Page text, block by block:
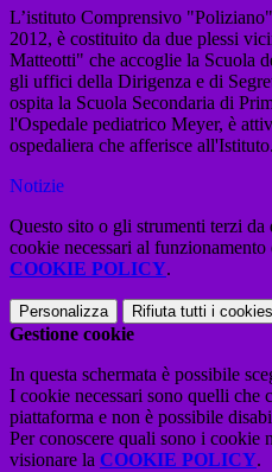
L’istituto Comprensivo
2012, è costituito da due plessi
Matteotti" che accoglie la Scuola
gli uffici della Dirigenza e di
ospita la Scuola Secondaria di
l'Ospedale pediatrico Meyer, è
ospedaliera che afferisce all'Istituto.
Notizie
Questo sito o gli strumenti terzi
cookie necessari al
COOKIE POLICY.
Personalizza Rifiuta tutti i cookies
Gestione cookie
In questa schermata è possibile
I cookie necessari sono quelli che
piattaforma e non è possibile
Per conoscere quali sono i cookie
visionare la COOKIE POLICY.